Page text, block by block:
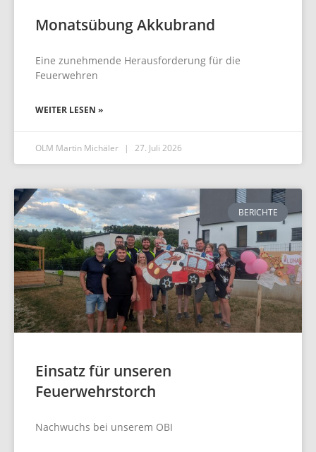
Monatsübung Akkubrand
Eine zunehmende Herausforderung für die
Feuerwehren
WEITER LESEN »
OLM Martin Michäler 27. Juli 2026
BERICHTE
Einsatz für unseren
Feuerwehrstorch
Nachwuchs bei unserem OBI